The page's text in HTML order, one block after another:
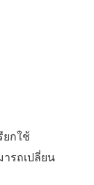
กใช้
รถเปลี่ยน